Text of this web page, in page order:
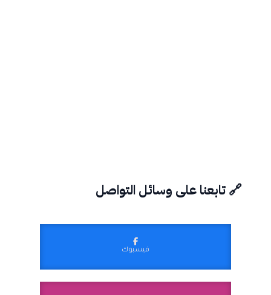
🔗 تابعنا على وسائل التواصل
فيسبوك